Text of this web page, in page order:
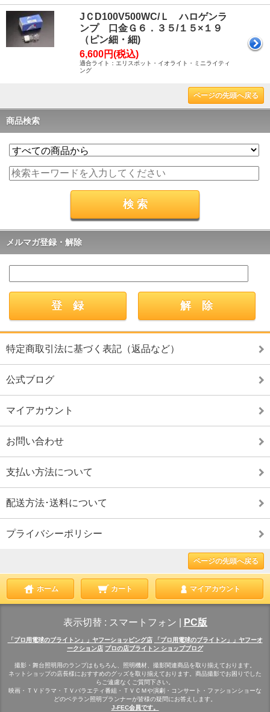
JＣD100V500WC/Ｌ ハロゲンラ
ンプ 口金Ｇ６．３５/１５×１９
（ピン細・細)
6,600円(税込)
適合ライト：エリスポット・イオライト・ミニライティ
ング
ページの先頭へ戻る
商品検索
メルマガ登録・解除
特定商取引法に基づく表記（返品など）
公式ブログ
マイアカウント
お問い合わせ
支払い方法について
配送方法･送料について
プライバシーポリシー
ページの先頭へ戻る
ホーム カート マイアカウント
表示切替 : スマートフォン PC版
「プロ用電球のブライトン」」ヤフーショッピング店
「プロ用電球のブライトン」」ヤフーオ
ークション店 プロの店ブライトン ショップブログ
撮影・舞台照明用のランプはもちろん、照明機材、撮影関連商品を取り揃えております。
ネットショップの店長様におすすめのグッズを取り揃えております。商品撮影でお困りでした
らご遠慮なくご質問下さい。
映画・ＴＶドラマ・ＴＶバラエティ番組・ＴＶＣＭや演劇・コンサート・ファションショーな
どのベテラン照明プランナーが皆様の疑問にお答えします。
J-FEC会員です。